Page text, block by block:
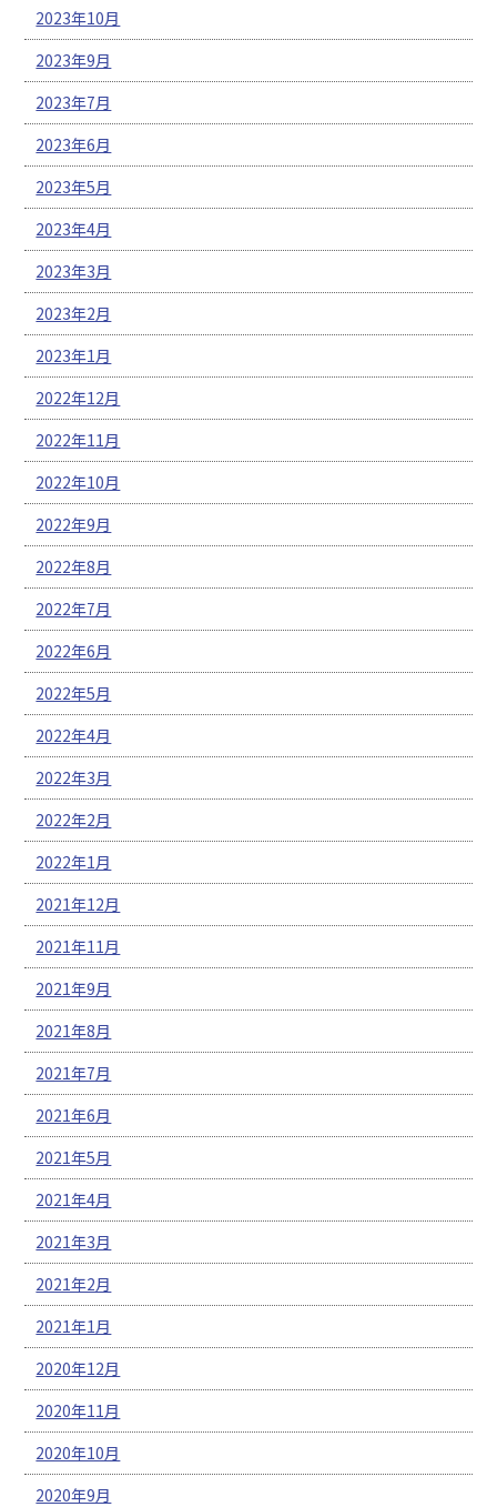
2023年10月
2023年9月
2023年7月
2023年6月
2023年5月
2023年4月
2023年3月
2023年2月
2023年1月
2022年12月
2022年11月
2022年10月
2022年9月
2022年8月
2022年7月
2022年6月
2022年5月
2022年4月
2022年3月
2022年2月
2022年1月
2021年12月
2021年11月
2021年9月
2021年8月
2021年7月
2021年6月
2021年5月
2021年4月
2021年3月
2021年2月
2021年1月
2020年12月
2020年11月
2020年10月
2020年9月